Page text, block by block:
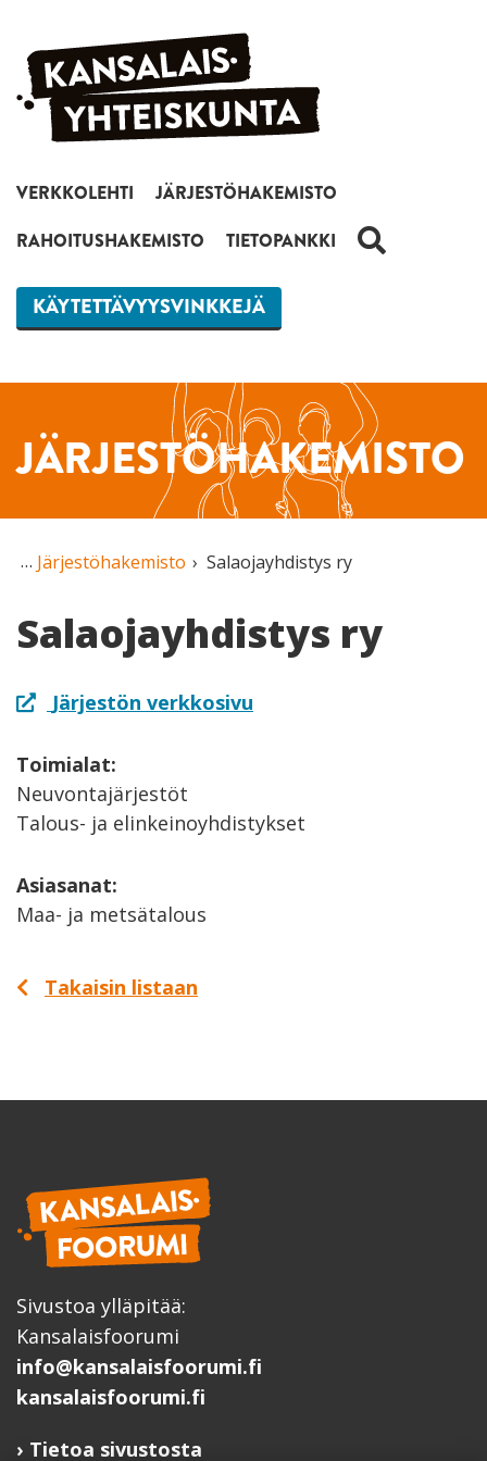
Siirry sisältöön
VERKKOLEHTI
JÄRJESTÖHAKEMISTO
RAHOITUSHAKEMISTO
TIETOPANKKI HAKU
KÄYTETTÄVYYSVINKKEJÄ
JÄRJESTÖHAKEMISTO
Järjestöhakemisto Salaojayhdistys ry
Salaojayhdistys ry
Järjestön verkkosivu
Toimialat:
Neuvontajärjestöt
Talous- ja elinkeinoyhdistykset
Asiasanat:
Maa- ja metsätalous
Takaisin listaan
Sivustoa ylläpitää:
Kansalaisfoorumi
info@kansalaisfoorumi.fi
kansalaisfoorumi.fi
Tietoa sivustosta